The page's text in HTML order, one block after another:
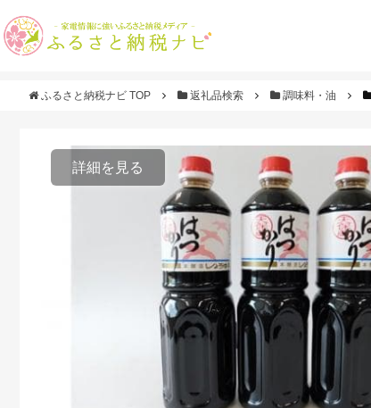
ふるさと納税ナビ TOP 返礼品検索 調味料・油
詳細を見る